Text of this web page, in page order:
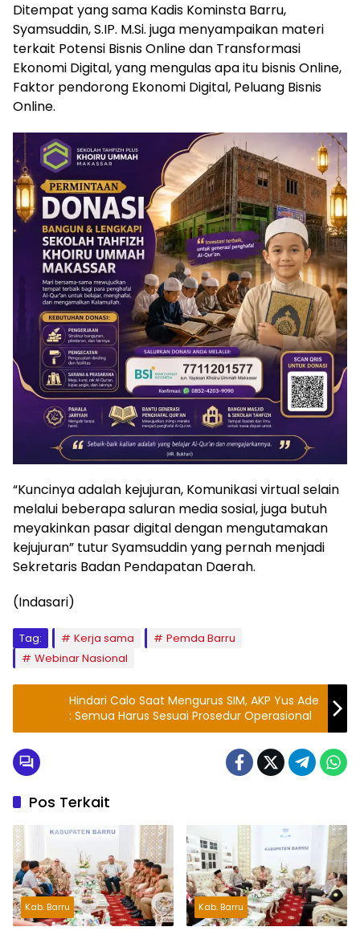
Ditempat yang sama Kadis Kominsta Barru,
Syamsuddin, S.IP. M.Si. juga menyampaikan materi
terkait Potensi Bisnis Online dan Transformasi
Ekonomi Digital, yang mengulas apa itu bisnis Online,
Faktor pendorong Ekonomi Digital, Peluang Bisnis
Online.
“Kuncinya adalah kejujuran, Komunikasi virtual selain
melalui beberapa saluran media sosial, juga butuh
meyakinkan pasar digital dengan mengutamakan
kejujuran” tutur Syamsuddin yang pernah menjadi
Sekretaris Badan Pendapatan Daerah.
(Indasari)
Tag: Kerja sama
Pemda Barru
Webinar Nasional
Hindari Calo Saat Mengurus SIM, AKP Yus Ade
: Semua Harus Sesuai Prosedur Operasional
Pos Terkait
Kab. Barru Kab. Barru